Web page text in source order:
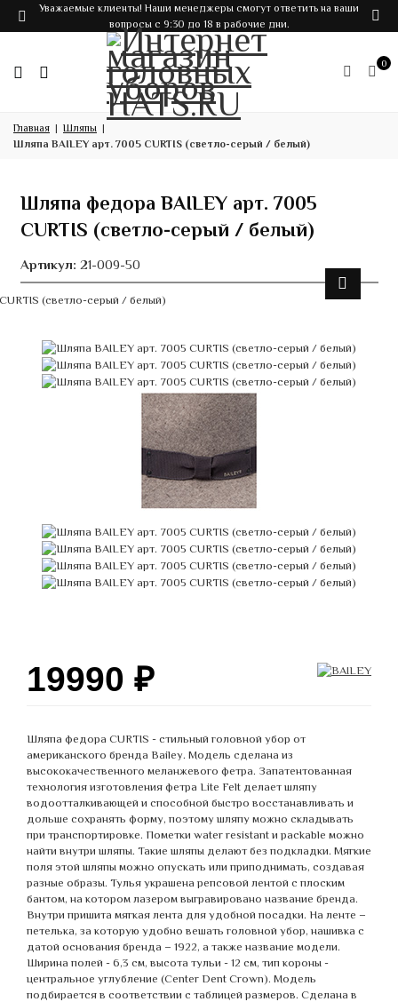
Уважаемые клиенты! Наши менеджеры смогут ответить на ваши
вопросы с 9:30 до 18 в рабочие дни.
0
Главная
Шляпы
Шляпа BAILEY арт. 7005 CURTIS (светло-серый / белый)
Шляпа федора BAILEY арт. 7005
CURTIS (светло-серый / белый)
Артикул: 21-009-50
19990 ₽
Шляпа федора CURTIS - стильный головной убор от
американского бренда Bailey. Модель сделана из
высококачественного меланжевого фетра. Запатентованная
технология изготовления фетра Lite Felt делает шляпу
водоотталкивающей и способной быстро восстанавливать и
дольше сохранять форму, поэтому шляпу можно складывать
при транспортировке. Пометки water resistant и packable можно
найти внутри шляпы. Такие шляпы делают без подкладки. Мягкие
поля этой шляпы можно опускать или приподнимать, создавая
разные образы. Тулья украшена репсовой лентой с плоским
бантом, на котором лазером выгравировано название бренда.
Внутри пришита мягкая лента для удобной посадки. На ленте –
петелька, за которую удобно вешать головной убор, нашивка с
датой основания бренда – 1922, а также название модели.
Ширина полей - 6,3 см, высота тульи - 12 см, тип короны -
центральное углубление (Center Dent Crown). Модель
подбирается в соответствии с таблицей размеров. Сделана в